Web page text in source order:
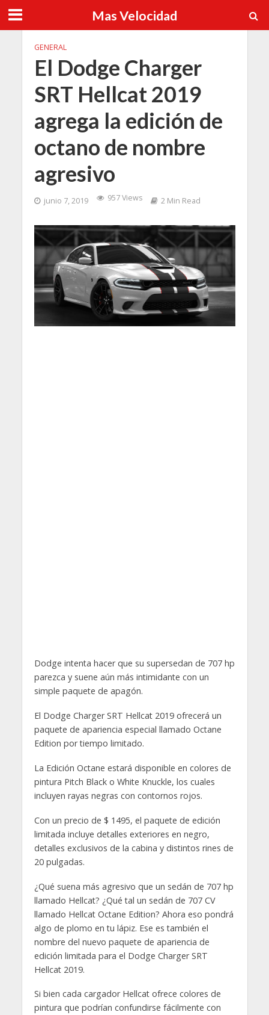
Mas Velocidad
GENERAL
El Dodge Charger
SRT Hellcat 2019
agrega la edición de
octano de nombre
agresivo
junio 7, 2019 957 Views 2 Min Read
Dodge intenta hacer que su supersedan de 707 hp
parezca y suene aún más intimidante con un
simple paquete de apagón.
El Dodge Charger SRT Hellcat 2019 ofrecerá un
paquete de apariencia especial llamado Octane
Edition por tiempo limitado.
La Edición Octane estará disponible en colores de
pintura Pitch Black o White Knuckle, los cuales
incluyen rayas negras con contornos rojos.
Con un precio de $ 1495, el paquete de edición
limitada incluye detalles exteriores en negro,
detalles exclusivos de la cabina y distintos rines de
20 pulgadas.
¿Qué suena más agresivo que un sedán de 707 hp
llamado Hellcat? ¿Qué tal un sedán de 707 CV
llamado Hellcat Octane Edition? Ahora eso pondrá
algo de plomo en tu lápiz. Ese es también el
nombre del nuevo paquete de apariencia de
edición limitada para el Dodge Charger SRT
Hellcat 2019.
Si bien cada cargador Hellcat ofrece colores de
pintura que podrían confundirse fácilmente con